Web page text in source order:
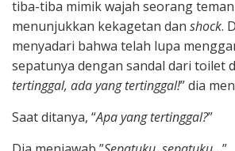
tiba-tiba mimik wajah seorang
menunjukkan kekagetan dan shock.
menyadari bahwa telah lupa
sepatunya dengan sandal dari toilet
tertinggal, ada yang tertinggal!” dia
Saat ditanya, “Apa yang tertinggal?”